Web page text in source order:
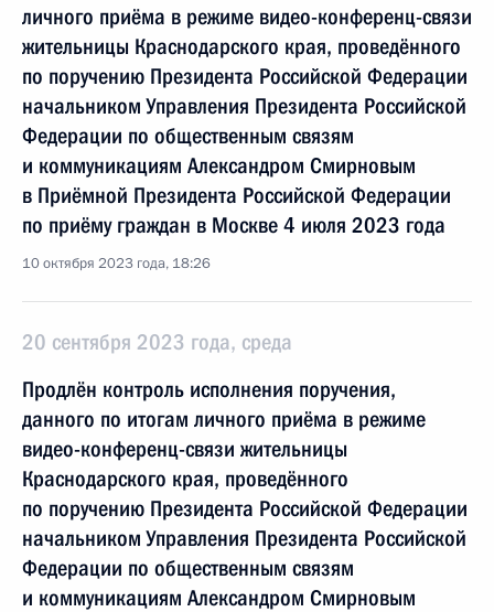
личного приёма в режиме видео-конференц-связи
жительницы Краснодарского края, проведённого
по поручению Президента Российской Федерации
начальником Управления Президента Российской
Федерации по общественным связям
и коммуникациям Александром Смирновым
в Приёмной Президента Российской Федерации
по приёму граждан в Москве 4 июля 2023 года
10 октября 2023 года, 18:26
20 сентября 2023 года, среда
Продлён контроль исполнения поручения,
данного по итогам личного приёма в режиме
видео-конференц-связи жительницы
Краснодарского края, проведённого
по поручению Президента Российской Федерации
начальником Управления Президента Российской
Федерации по общественным связям
и коммуникациям Александром Смирновым